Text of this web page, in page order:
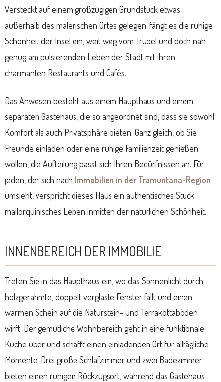
Versteckt auf einem großzügigen Grundstück etwas
außerhalb des malerischen Ortes gelegen, fängt es die ruhige
Schönheit der Insel ein, weit weg vom Trubel und doch nah
genug am pulsierenden Leben der Stadt mit ihren
charmanten Restaurants und Cafés.
Das Anwesen besteht aus einem Haupthaus und einem
separaten Gästehaus, die so angeordnet sind, dass sie sowohl
Komfort als auch Privatsphäre bieten. Ganz gleich, ob Sie
Freunde einladen oder eine ruhige Familienzeit genießen
wollen, die Aufteilung passt sich Ihren Bedürfnissen an. Für
jeden, der sich nach Immobilien in der Tramuntana-Region
umsieht, verspricht dieses Haus ein authentisches Stück
mallorquinisches Leben inmitten der natürlichen Schönheit.
INNENBEREICH DER IMMOBILIE
Treten Sie in das Haupthaus ein, wo das Sonnenlicht durch
holzgerahmte, doppelt verglaste Fenster fällt und einen
warmen Schein auf die Naturstein- und Terrakottaböden
wirft. Der gemütliche Wohnbereich geht in eine funktionale
Küche über und schafft einen einladenden Ort für alltägliche
Momente. Drei große Schlafzimmer und zwei Badezimmer
bieten einen ruhigen Rückzugsort, während das Gästehaus